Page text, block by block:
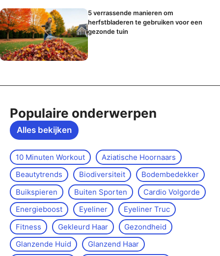
5 verrassende manieren om
herfstbladeren te gebruiken voor een
gezonde tuin
Populaire onderwerpen
Alles bekijken
10 Minuten Workout
Aziatische Hoornaars
Beautytrends
Biodiversiteit
Bodembedekker
Buikspieren
Buiten Sporten
Cardio Volgorde
Energieboost
Eyeliner
Eyeliner Truc
Fitness
Gekleurd Haar
Gezondheid
Glanzende Huid
Glanzend Haar